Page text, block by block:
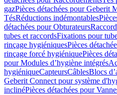
gazPièces détachées pour Geberit
TésRéductions indémontables
détachées pour Obturateurs
tubes et raccordsFixations pour
rinçage hygiéniquesPièces
rinçage forcé hygiéniquePièces
pour Modules d’hygiène intégrés
hygiéniqueCapteursCâblesBlocs
Geberit Connect pour système
inclinéPièces détachées pour